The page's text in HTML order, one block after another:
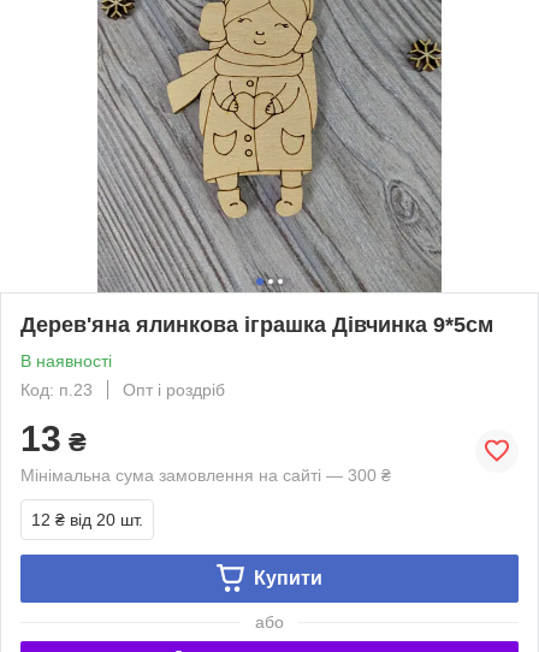
Дерев'яна ялинкова іграшка Дівчинка 9*5см
В наявності
Код: п.23
Опт і роздріб
13 ₴
Мінімальна сума замовлення на сайті — 300 ₴
12 ₴ від 20 шт.
Купити
або